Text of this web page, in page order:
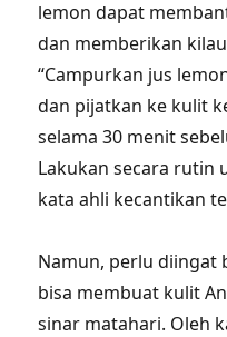
lemon dapat
dan memberikan
“Campurkan jus
dan pijatkan ke kulit
selama 30 menit
Lakukan secara rutin
kata ahli kecantikan
Namun, perlu diingat
bisa membuat kulit
sinar matahari. Oleh